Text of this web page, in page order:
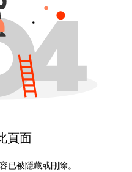
頁面
已被隱藏或刪除。